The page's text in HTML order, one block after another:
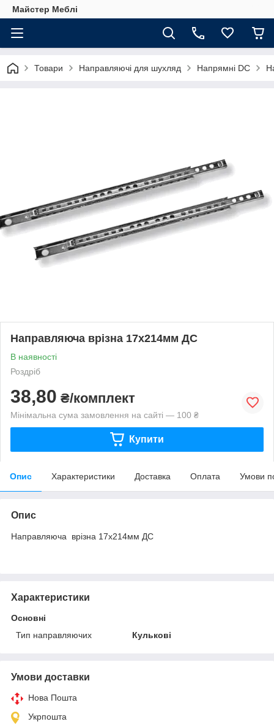
Майстер Меблі
Товари Направляючі для шухляд Напрямні DC
Направляюча врізна 17х214мм ДС
В наявності
Роздріб
38,80 ₴/комплект
Мінімальна сума замовлення на сайті — 100 ₴
Купити
Опис Характеристики Доставка Оплата Умови
Опис
Направляюча врізна 17х214мм ДС
Характеристики
Основні
Тип направляючих
Кулькові
Умови доставки
Нова Пошта
Укрпошта